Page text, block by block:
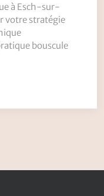
à Esch-sur-
votre stratégie
bouscule